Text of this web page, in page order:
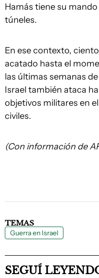
Hamás tiene su
túneles.
En ese contexto,
acatado hasta el
las últimas semanas
Israel también ataca
objetivos militares en
civiles.
(Con información de
TEMAS
Guerra en Israel
SEGUÍ